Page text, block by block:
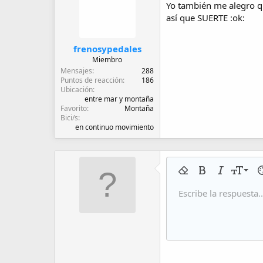
frenosypedales
Miembro
Mensajes
288
Puntos de reacción
186
Ubicación
entre mar y montaña
Favorito
Montaña
Bici/s
en continuo movimiento
Yo también me alegro
así que SUERTE :ok:
Eliminar formato
NegritaCursiva
9
10
18
Fuente Arial
TachadoSubrayado
Código
Insert horizontal line
SpoilerCódigo
Escribe la